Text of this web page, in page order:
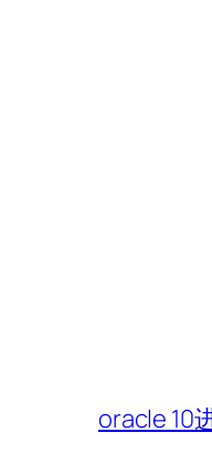
oracle 10